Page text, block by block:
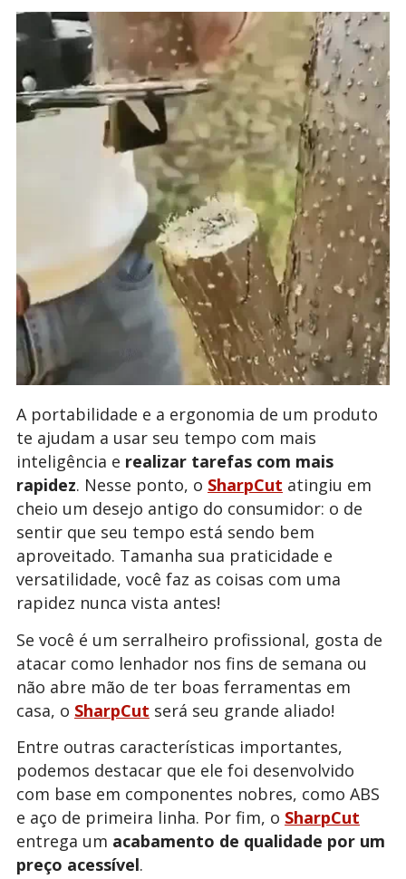
A portabilidade e a ergonomia de um produto
te ajudam a usar seu tempo com mais
inteligência e realizar tarefas com mais
rapidez. Nesse ponto, o SharpCut atingiu em
cheio um desejo antigo do consumidor: o de
sentir que seu tempo está sendo bem
aproveitado. Tamanha sua praticidade e
versatilidade, você faz as coisas com uma
rapidez nunca vista antes!
Se você é um serralheiro profissional, gosta de
atacar como lenhador nos fins de semana ou
não abre mão de ter boas ferramentas em
casa, o SharpCut será seu grande aliado!
Entre outras características importantes,
podemos destacar que ele foi desenvolvido
com base em componentes nobres, como ABS
e aço de primeira linha. Por fim, o SharpCut
entrega um acabamento de qualidade por um
preço acessível.